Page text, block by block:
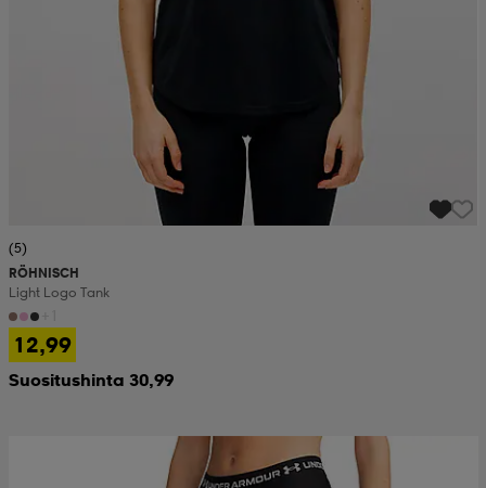
(5)
RÖHNISCH
Light Logo Tank
12,99
Suositushinta 30,99